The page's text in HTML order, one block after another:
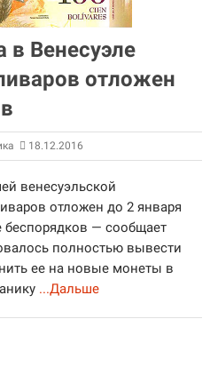
в Венесуэле
отложен
18.12.2016
венесуэльской
отложен до 2 января
беспорядков — сообщает
полностью вывести
ее на новые монеты в
...Дальше